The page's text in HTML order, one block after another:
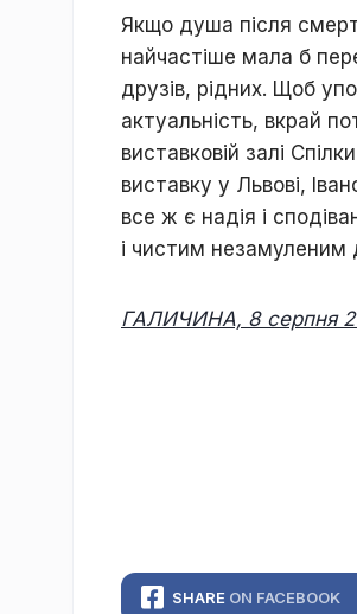
Якщо душа після
найчастіше мала б
друзів, рідних. Щоб
актуальність, вкрай
виставковій залі
виставку у Львові,
все ж є надія і
і чистим незамуленим
ГАЛИЧИНА, 8 серпня
SHARE ON FACEBOOK